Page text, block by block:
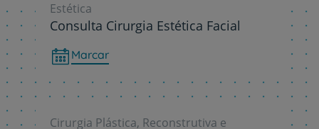
Estética
Consulta Cirurgia Estética Facial
Marcar
Cirurgia Plástica, Reconstrutiva e